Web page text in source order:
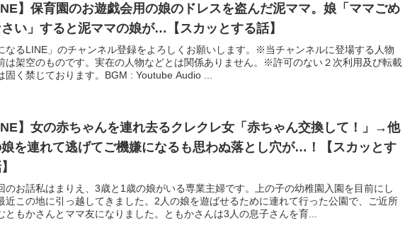
】保育園のお遊戯会用の娘のドレスを盗んだ泥ママ。娘「ママごめ
い」すると泥ママの娘が…【スカッとする話】
なるLINE」のチャンネル登録をよろしくお願いします。※当チャンネルに登場する人物
は架空のものです。実在の人物などとは関係ありません。※許可のない２次利用及び転載
固く禁じております。BGM : Youtube Audio ...
】女の赤ちゃんを連れ去るクレクレ女「赤ちゃん交換して！」→他
娘を連れて逃げてご機嫌になるも思わぬ落とし穴が…！【スカッとす
お話私はまりえ、3歳と1歳の娘がいる専業主婦です。上の子の幼稚園入園を目前にし
近この地に引っ越してきました。2人の娘を遊ばせるために連れて行った公園で、ご近所
ともかさんとママ友になりました。ともかさんは3人の息子さんを育...